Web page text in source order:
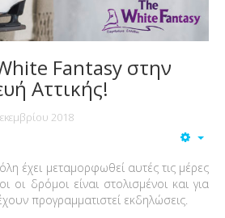
Fantasy στην
Αττικής!
2018
έχει μεταμορφωθεί αυτές τις μέρες
οι δρόμοι είναι στολισμένοι και για
προγραμματιστεί εκδηλώσεις.